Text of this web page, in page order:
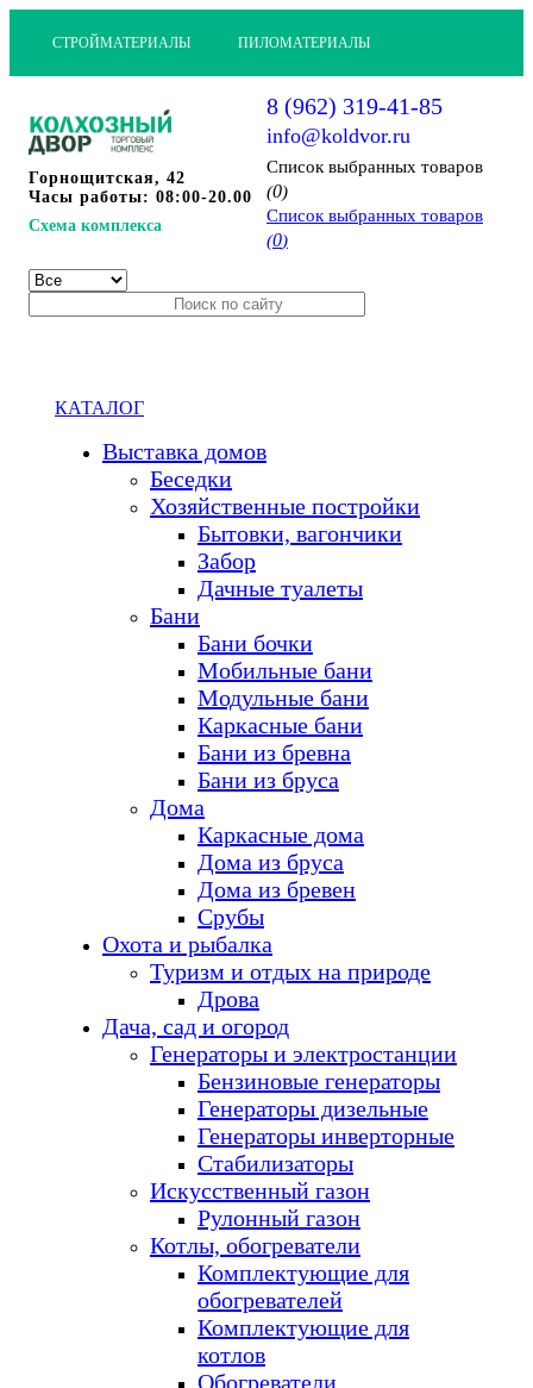
СТРОЙМАТЕРИАЛЫ ПИЛОМАТЕРИАЛЫ
Горнощитская, 42
Часы работы: 08:00-20.00
Схема комплекса
8 (962) 319-41-85
info@koldvor.ru
Cписок выбранных товаров
(0)
Cписок выбранных товаров
(0)
КАТАЛОГ
Выставка домов
Беседки
Хозяйственные постройки
Бытовки, вагончики
Забор
Дачные туалеты
Бани
Бани бочки
Мобильные бани
Модульные бани
Каркасные бани
Бани из бревна
Бани из бруса
Дома
Каркасные дома
Дома из бруса
Дома из бревен
Срубы
Охота и рыбалка
Туризм и отдых на природе
Дрова
Дача, сад и огород
Генераторы и электростанции
Бензиновые генераторы
Генераторы дизельные
Генераторы инверторные
Стабилизаторы
Искусственный газон
Рулонный газон
Котлы, обогреватели
Комплектующие для
обогревателей
Комплектующие для
котлов
Обогреватели